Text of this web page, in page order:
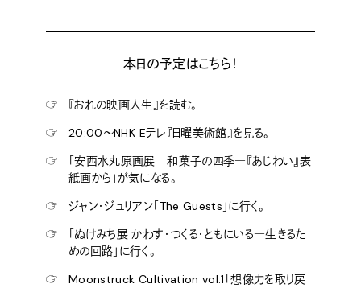
本日の予定はこちら！
☞
『おれの映画人生』を読む。
☞
20:00〜NHK Eテレ『日曜美術館』を見る。
☞
「安西水丸原画展 和菓子の四季―『あじわい』表
紙画から」が気になる。
☞
ジャン・ジュリアン「The Guests」に行く。
☞
「ぬけみち展 かわす・つくる・ともにいる―生きるた
めの回路」に行く。
☞
Moonstruck Cultivation vol.1「想像力を取り戻